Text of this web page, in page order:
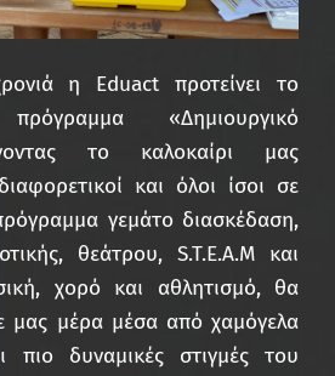
η Eduact προτείνει το
πρόγραμμα «Δημιουργικό
το καλοκαίρι μας
και όλοι ίσοι σε
γεμάτο διασκέδαση,
θεάτρου, S.T.E.A.M και
χορό και αθλητισμό, θα
μας μέρα μέσα από χαμόγελα
πιο δυναμικές στιγμές του